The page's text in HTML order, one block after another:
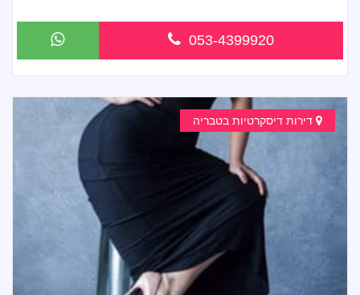
053-4399920
דירות דיסקרטיות בטבריה